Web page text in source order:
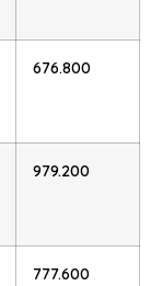
676.800
979.200
777.600